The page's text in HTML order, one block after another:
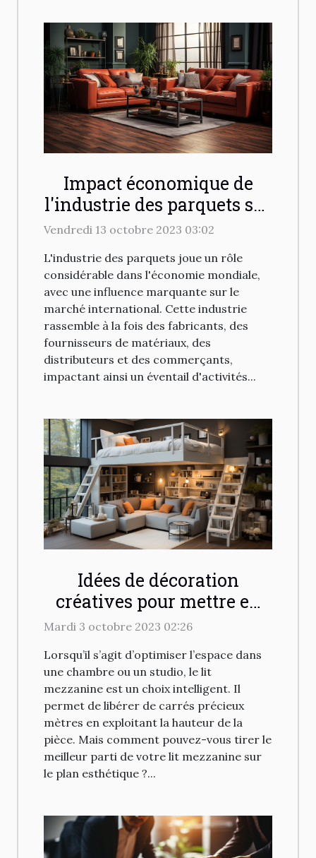
Impact économique de
l'industrie des parquets sur
le marché international
Vendredi 13 octobre 2023 03:02
L'industrie des parquets joue un rôle
considérable dans l'économie mondiale,
avec une influence marquante sur le
marché international. Cette industrie
rassemble à la fois des fabricants, des
fournisseurs de matériaux, des
distributeurs et des commerçants,
impactant ainsi un éventail d'activités...
Idées de décoration
créatives pour mettre en
valeur un lit mezzanine
Mardi 3 octobre 2023 02:26
Lorsqu’il s’agit d’optimiser l’espace dans
une chambre ou un studio, le lit
mezzanine est un choix intelligent. Il
permet de libérer de carrés précieux
mètres en exploitant la hauteur de la
pièce. Mais comment pouvez-vous tirer le
meilleur parti de votre lit mezzanine sur
le plan esthétique ?...